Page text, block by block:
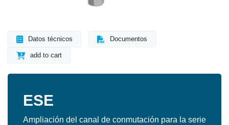
Datos técnicos Documentos
add to cart
ESE
Ampliación del canal de conmutación para la serie